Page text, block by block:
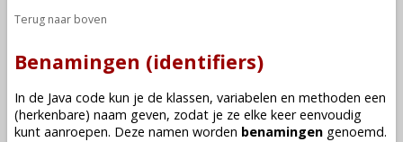
Terug naar boven
Benamingen (identifiers)
In de Java code kun je de klassen, variabelen en methoden een
(herkenbare) naam geven, zodat je ze elke keer eenvoudig
kunt aanroepen. Deze namen worden benamingen genoemd.